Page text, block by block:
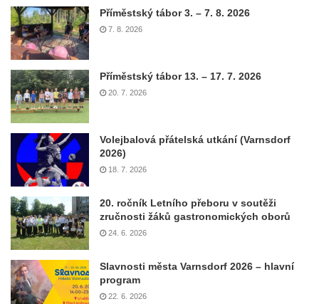
Příměstský tábor 3. – 7. 8. 2026
7. 8. 2026
Příměstský tábor 13. – 17. 7. 2026
20. 7. 2026
Volejbalová přátelská utkání (Varnsdorf
2026)
18. 7. 2026
20. ročník Letního přeboru v soutěži
zručnosti žáků gastronomických oborů
24. 6. 2026
Slavnosti města Varnsdorf 2026 – hlavní
program
22. 6. 2026